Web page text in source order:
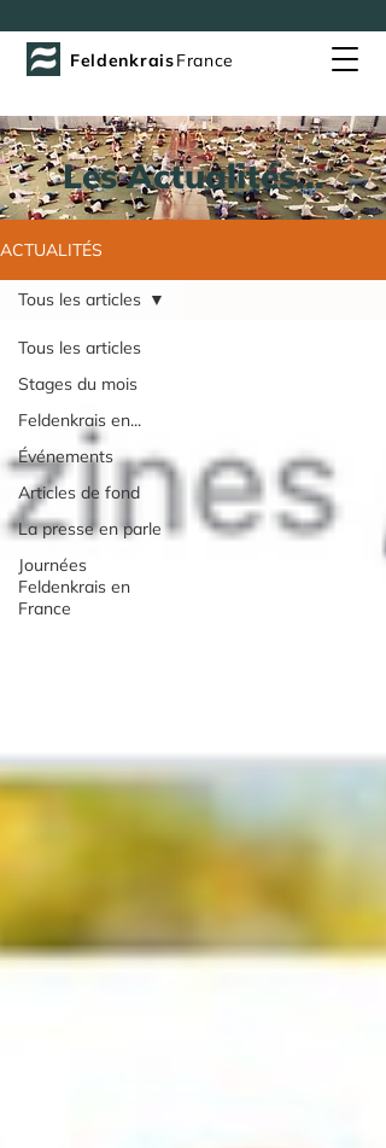
FeldenkraisFrance
Les Actualités...
ACTUALITÉS
Tous les articles
Stages du mois
Feldenkrais en...
Événements
Articles de fond
La presse en parle
Journées
Feldenkrais en
France
Tous les articles